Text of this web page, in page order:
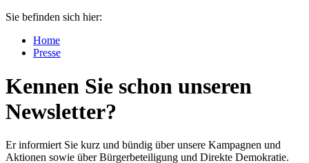
Sie befinden sich hier:
Home
Presse
Kennen Sie schon unseren
Newsletter?
Er informiert Sie kurz und bündig über unsere Kampagnen und
Aktionen sowie über Bürgerbeteiligung und Direkte Demokratie.